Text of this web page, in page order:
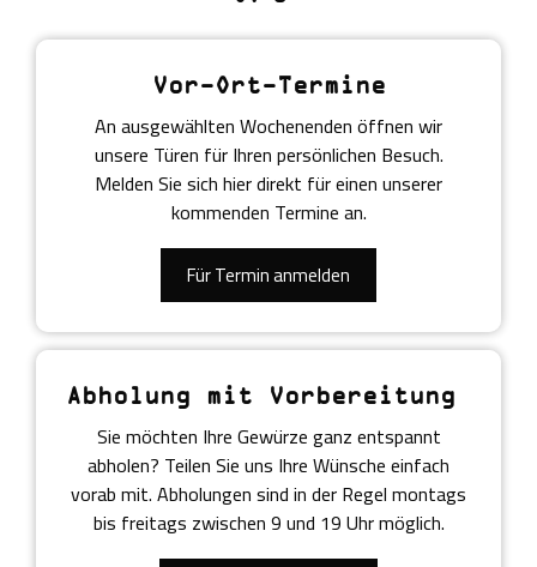
Vor-Ort-Termine
An ausgewählten Wochenenden öffnen wir
unsere Türen für Ihren persönlichen Besuch.
Melden Sie sich hier direkt für einen unserer
kommenden Termine an.
Für Termin anmelden
Abholung mit Vorbereitung
Sie möchten Ihre Gewürze ganz entspannt
abholen? Teilen Sie uns Ihre Wünsche einfach
vorab mit. Abholungen sind in der Regel montags
bis freitags zwischen 9 und 19 Uhr möglich.